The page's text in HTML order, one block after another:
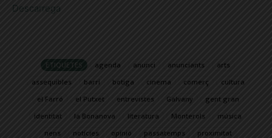
Descarrega
ETIQUETES agenda anunci anunciants
arts
assequibles
barri botiga cinema comerç
cultura
el Farró
el Putxet entrevistes Galvany
gent gran
identitat
la Bonanova literatura Monterols
música
nens
notícies opinió passatemps
proximitat